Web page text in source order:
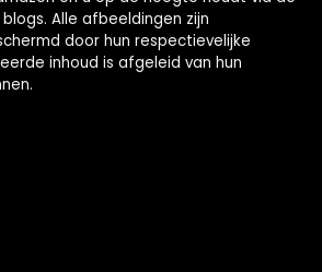
Alle afbeeldingen zijn
door hun respectievelijke
inhoud is afgeleid van hun